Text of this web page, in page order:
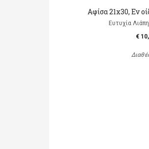
Αφίσα 21x30, Εν
Ευτυχία
€